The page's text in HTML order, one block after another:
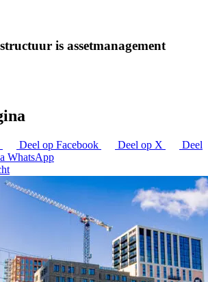
is assetmanagement
Deel op Facebook Deel op X
Deel
WhatsApp